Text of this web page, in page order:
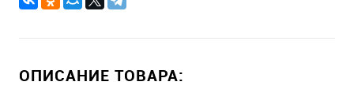
ОПИСАНИЕ ТОВАРА: